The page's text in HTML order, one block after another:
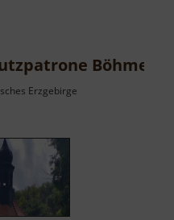
Böhmens
Erzgebirge